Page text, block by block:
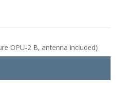
OPU-2 B, antenna included)